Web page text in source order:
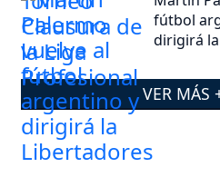
fútbol
dirigirá
VER MÁS